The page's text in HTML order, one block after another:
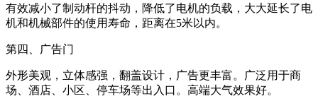
有效减小了制动杆的抖动，降低了电机的负载，大大延长了电
机和机械部件的使用寿命，距离在5米以内。
第四、广告门
外形美观，立体感强，翻盖设计，广告更丰富。广泛用于商
场、酒店、小区、停车场等出入口。高端大气效果好。